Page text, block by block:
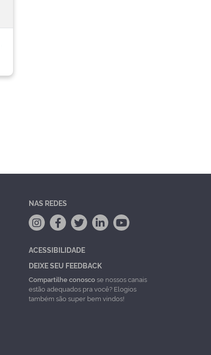
NAS REDES
ACESSIBILIDADE
DEIXE SEU FEEDBACK
Compartilhe conoscose nossos canais
estão adequados pra você? Elogios
também são super bem vindos!